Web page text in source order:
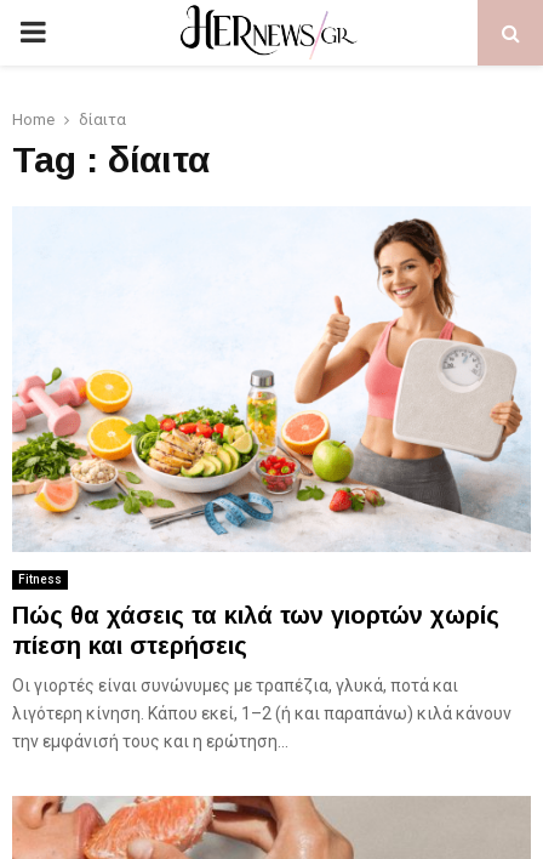
PRIMARY
Home δίαιτα
Tag : δίαιτα
Fitness
Πώς θα χάσεις τα κιλά των γιορτών χωρίς
πίεση και στερήσεις
Οι γιορτές είναι συνώνυμες με τραπέζια, γλυκά, ποτά και
λιγότερη κίνηση. Κάπου εκεί, 1–2 (ή και παραπάνω) κιλά κάνουν
την εμφάνισή τους και η ερώτηση...